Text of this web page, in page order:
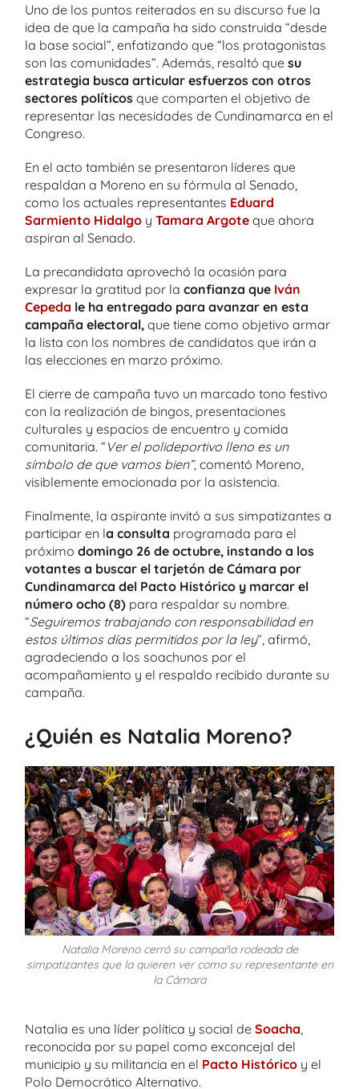
Uno de los puntos reiterados en su discurso fue la
idea de que la campaña ha sido construida “desde
la base social”, enfatizando que “los protagonistas
son las comunidades”. Además, resaltó que su
estrategia busca articular esfuerzos con otros
sectores políticos que comparten el objetivo de
representar las necesidades de Cundinamarca en el
Congreso.
En el acto también se presentaron líderes que
respaldan a Moreno en su fórmula al Senado,
como los actuales representantes Eduard
Sarmiento Hidalgo y Tamara Argote que ahora
aspiran al Senado.
La precandidata aprovechó la ocasión para
expresar la gratitud por la confianza que Iván
Cepeda le ha entregado para avanzar en esta
campaña electoral, que tiene como objetivo armar
la lista con los nombres de candidatos que irán a
las elecciones en marzo próximo.
El cierre de campaña tuvo un marcado tono festivo
con la realización de bingos, presentaciones
culturales y espacios de encuentro y comida
comunitaria. “ Ver el polideportivo lleno es un
símbolo de que vamos bien”, comentó Moreno,
visiblemente emocionada por la asistencia.
Finalmente, la aspirante invitó a sus simpatizantes a
participar en la consulta programada para el
próximo domingo 26 de octubre, instando a los
votantes a buscar el tarjetón de Cámara por
Cundinamarca del Pacto Histórico y marcar el
número ocho (8) para respaldar su nombre.
“Seguiremos trabajando con responsabilidad en
estos últimos días permitidos por la ley”, afirmó,
agradeciendo a los soachunos por el
acompañamiento y el respaldo recibido durante su
campaña.
¿Quién es Natalia Moreno?
Natalia Moreno cerró su campaña rodeada de
simpatizantes que la quieren ver como su representante en
la Cámara
Natalia es una líder política y social de Soacha,
reconocida por su papel como exconcejal del
municipio y su militancia en el Pacto Histórico y el
Polo Democrático Alternativo.​